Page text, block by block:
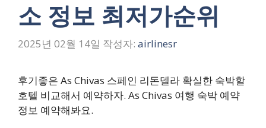
소 정보 최저가순위
2025년 02월 14일 작성자: airlinesr
후기좋은 As Chivas 스페인 리돈델라 확실한 숙박할
호텔 비교해서 예약하자. As Chivas 여행 숙박 예약
정보 예약해봐요.